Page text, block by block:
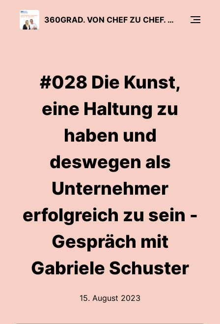
360GRAD. VON CHEF ZU CHEF. DER UNTERNEHMER-PODCAST DER VR-BANK WÜRZBURG RUND UM UNTERNEHMEN, BANK UN
#028 Die Kunst,
eine Haltung zu
haben und
deswegen als
Unternehmer
erfolgreich zu sein -
Gespräch mit
Gabriele Schuster
15. August 2023